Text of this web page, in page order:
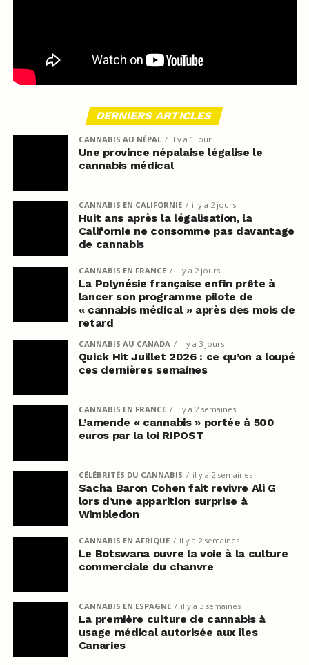
DERNIERS ARTICLES
CANNABIS AU NÉPAL il y a 1 jour
Une province népalaise légalise le
cannabis médical
CANNABIS EN CALIFORNIE il y a 2 jours
Huit ans après la légalisation, la
Californie ne consomme pas davantage
de cannabis
CANNABIS EN FRANCE il y a 2 jours
La Polynésie française enfin prête à
lancer son programme pilote de
« cannabis médical » après des mois de
retard
CANNABIS AU CANADA il y a 3 jours
Quick Hit Juillet 2026 : ce qu’on a loupé
ces dernières semaines
CANNABIS EN FRANCE il y a 2 semaines
L’amende « cannabis » portée à 500
euros par la loi RIPOST
CÉLÉBRITÉS DU CANNABIS il y a 2 semaines
Sacha Baron Cohen fait revivre Ali G
lors d’une apparition surprise à
Wimbledon
CANNABIS EN AFRIQUE il y a 2 semaines
Le Botswana ouvre la voie à la culture
commerciale du chanvre
CANNABIS EN ESPAGNE il y a 3 semaines
La première culture de cannabis à
usage médical autorisée aux îles
Canaries